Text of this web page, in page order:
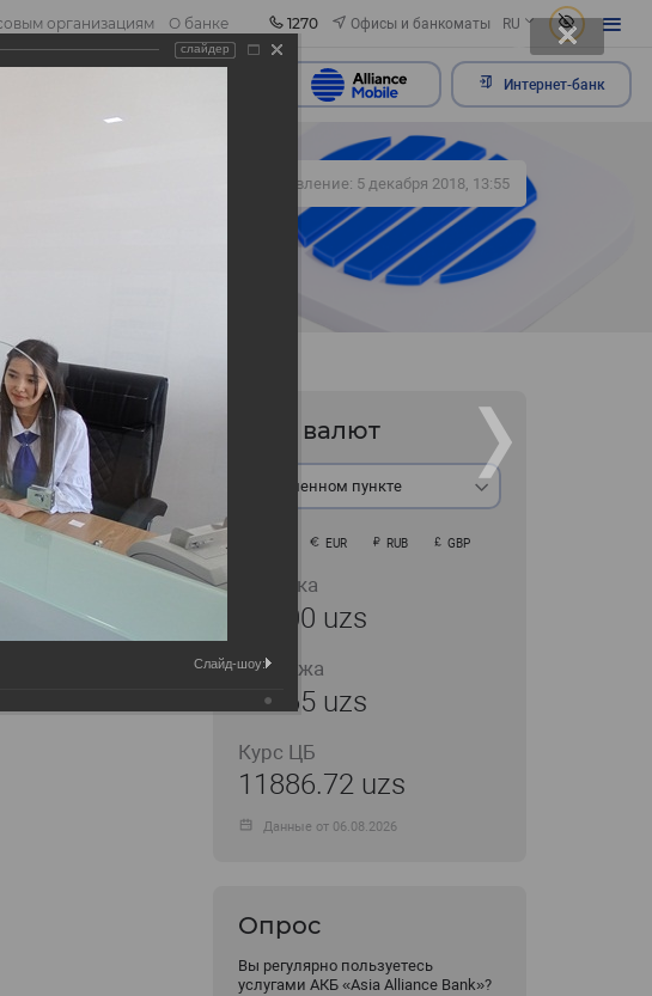
организациям О банке 1270 Офисы и банкоматы RU
Интернет-банк
Обновление: 5 декабря 2018, 13:55
Курс валют
В обменном пункте
EUR RUB GBP
Покупка
11900 uzs
Продажа
11965 uzs
Курс ЦБ
11886.72 uzs
Данные от 06.08.2026
Опрос
Вы регулярно пользуетесь
услугами АКБ «Asia Alliance Bank»?
слайдер
Слайд-шоу: